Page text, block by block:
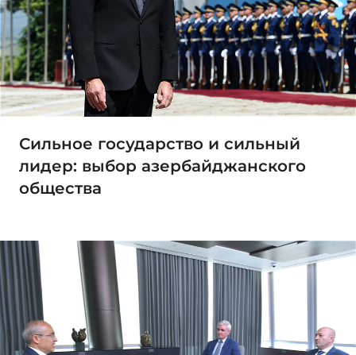
Сильное государство и сильный
лидер: выбор азербайджанского
общества